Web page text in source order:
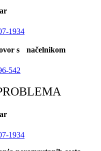
1934
s načelnikom
542
1934